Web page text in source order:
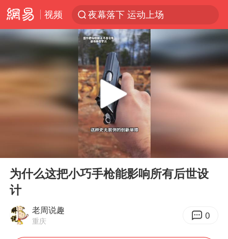
视频
夜幕落下 运动上场
泰交通部副部长回应中国人遭歧视手势
改名后的“青海拉面”店
段绚竞因公牺牲 年仅44岁
1岁宝宝碰坏纸巾盒 宝妈被索赔924元
男子结婚8年3个女儿均非亲生
“空调24小时开着更省电”不实
“不建议大家买深色蛋糕”
Play
00:58
为什么这把小巧手枪能影响所有后世设
计
老周说趣
重庆 0